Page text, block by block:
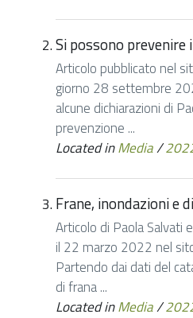
Si possono prevenire
Articolo pubblicato nel
giorno 28 settembre
alcune dichiarazioni di
prevenzione ...
Located inMedia/
Frane, inondazioni e
Articolo di Paola Salvati
il 22 marzo 2022 nel
Partendo dai dati del
di frana ...
Located inMedia/